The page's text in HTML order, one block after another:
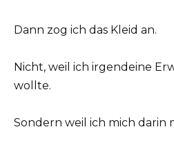
Dann zog ich das Kleid an.
Nicht, weil ich irgendeine
wollte.
Sondern weil ich mich darin